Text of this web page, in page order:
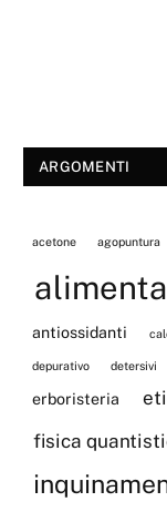
ARGOMENTI
acetone agopuntura
antiossidanti
depurativo detersivi
erboristeria
fisica